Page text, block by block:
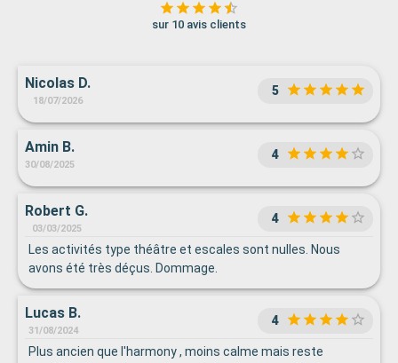
sur 10 avis clients
Nicolas D.
18/07/2026
5
Amin B.
30/08/2025
4
Robert G.
03/03/2025
4
Les activités type théâtre et escales sont nulles. Nous
avons été très déçus. Dommage.
Lucas B.
31/08/2024
4
Plus ancien que l'harmony , moins calme mais reste